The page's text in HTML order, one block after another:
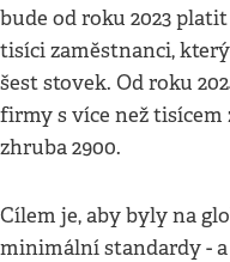
bude od roku 2023
tisíci zaměstnanci,
šest stovek. Od roku
firmy s více než tisícem
zhruba 2900.
Cílem je, aby byly na
minimální standardy -